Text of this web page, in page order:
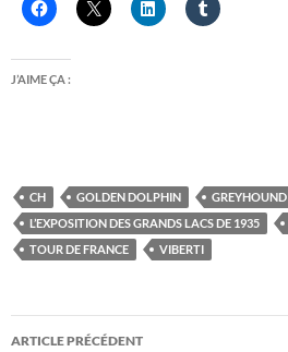
J’AIME ÇA :
CH GOLDEN DOLPHIN
GREYHOUND
L’EXPOSITION DES GRANDS LACS DE 1935
TOUR DE FRANCE
VIBERTI
Navigation
ARTICLE PRÉCÉDENT